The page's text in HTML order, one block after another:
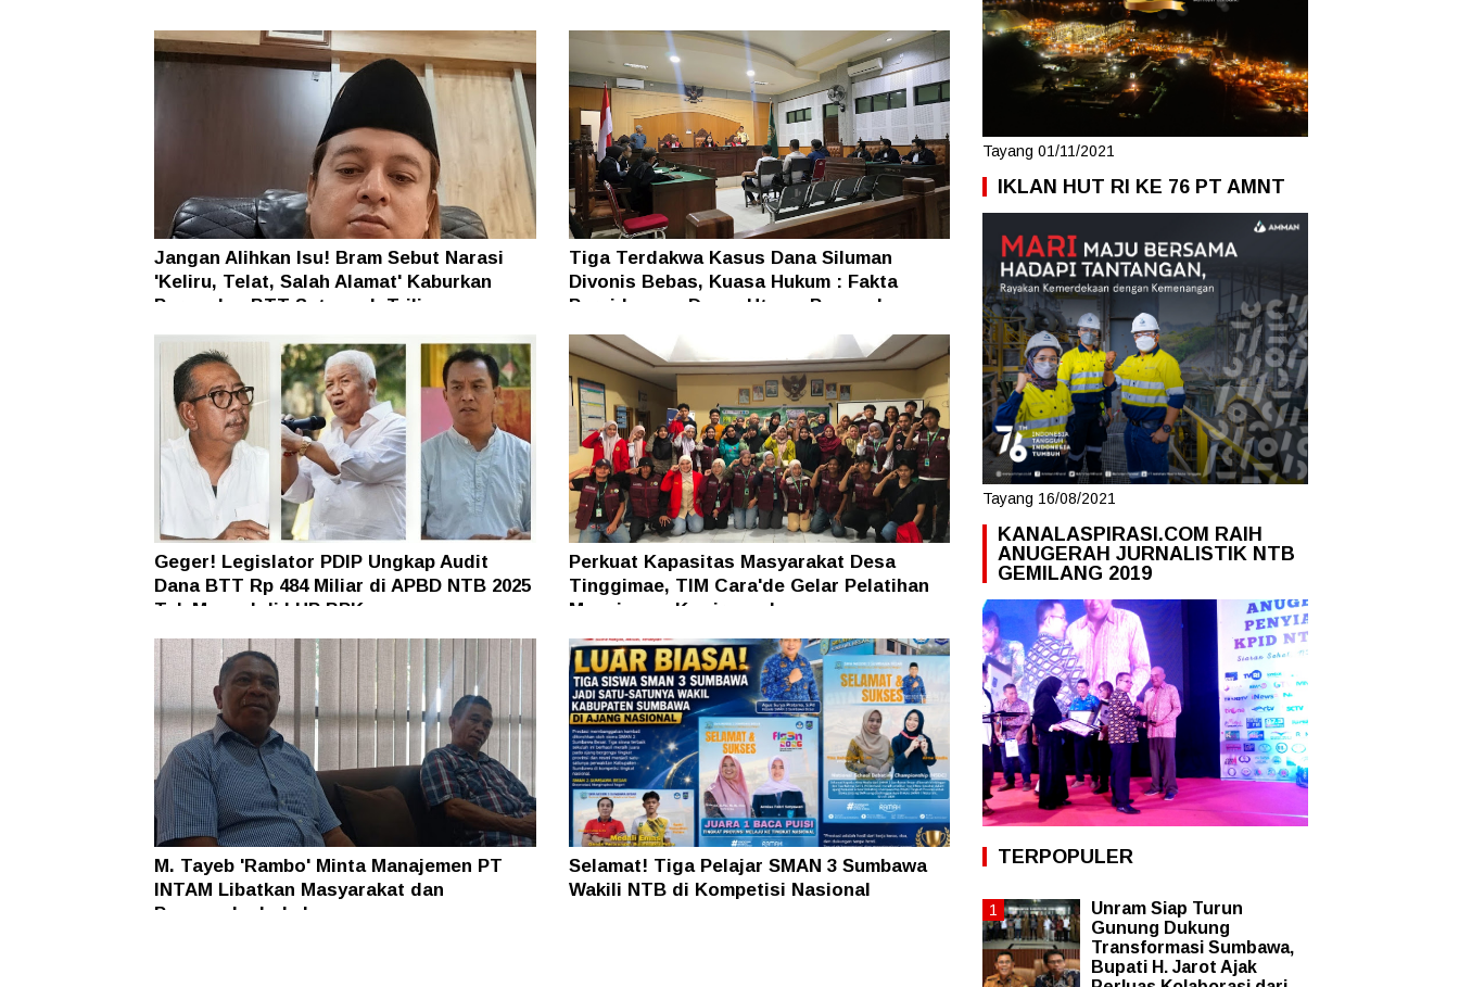
Jangan Alihkan Isu! Bram Sebut Narasi
'Keliru, Telat, Salah Alamat' Kaburkan
Persoalan BTT Setengah Triliun
Tiga Terdakwa Kasus Dana Siluman
Divonis Bebas, Kuasa Hukum : Fakta
Persidangan Dasar Utama Penegakan
Hukum
Geger! Legislator PDIP Ungkap Audit
Dana BTT Rp 484 Miliar di APBD NTB 2025
Tak Muncul di LHP BPK
Perkuat Kapasitas Masyarakat Desa
Tinggimae, TIM Cara'de Gelar Pelatihan
Manajemen Kewirausahaan
M. Tayeb 'Rambo' Minta Manajemen PT
INTAM Libatkan Masyarakat dan
Pengusaha Lokal
Selamat! Tiga Pelajar SMAN 3 Sumbawa
Wakili NTB di Kompetisi Nasional
Tayang 01/11/2021
IKLAN HUT RI KE 76 PT AMNT
Tayang 16/08/2021
KANALASPIRASI.COM RAIH
ANUGERAH JURNALISTIK NTB
GEMILANG 2019
TERPOPULER
Unram Siap Turun
Gunung Dukung
Transformasi Sumbawa,
Bupati H. Jarot Ajak